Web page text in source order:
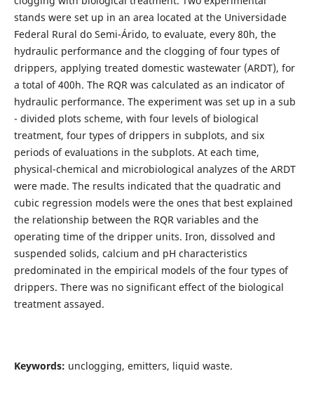
stands were set up in an area located at the Universidade
Federal Rural do Semi-Árido, to evaluate, every 80h, the
hydraulic performance and the clogging of four types of
drippers, applying treated domestic wastewater (ARDT), for
a total of 400h. The RQR was calculated as an indicator of
hydraulic performance. The experiment was set up in a sub
- divided plots scheme, with four levels of biological
treatment, four types of drippers in subplots, and six
periods of evaluations in the subplots. At each time,
physical-chemical and microbiological analyzes of the ARDT
were made. The results indicated that the quadratic and
cubic regression models were the ones that best explained
the relationship between the RQR variables and the
operating time of the dripper units. Iron, dissolved and
suspended solids, calcium and pH characteristics
predominated in the empirical models of the four types of
drippers. There was no significant effect of the biological
treatment assayed.
Keywords: unclogging, emitters, liquid waste.